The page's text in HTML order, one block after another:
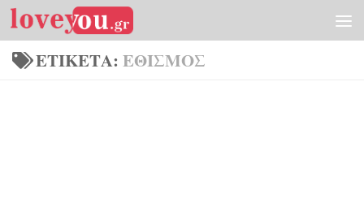
Skip to content
ΕΤΙΚΈΤΑ: ΕΘΙΣΜΟΣ